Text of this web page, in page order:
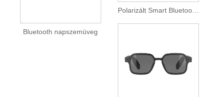
Bluetooth napszemüveg